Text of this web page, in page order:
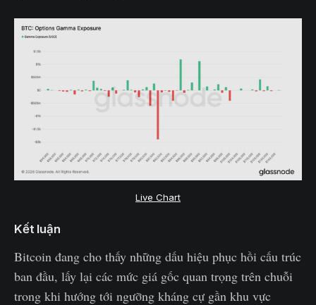
Live Chart
Kết luận
Bitcoin đang cho thấy những dấu hiệu phục hồi cấu trúc
ban đầu, lấy lại các mức giá gốc quan trọng trên chuỗi
trong khi hướng tới ngưỡng kháng cự gần khu vực